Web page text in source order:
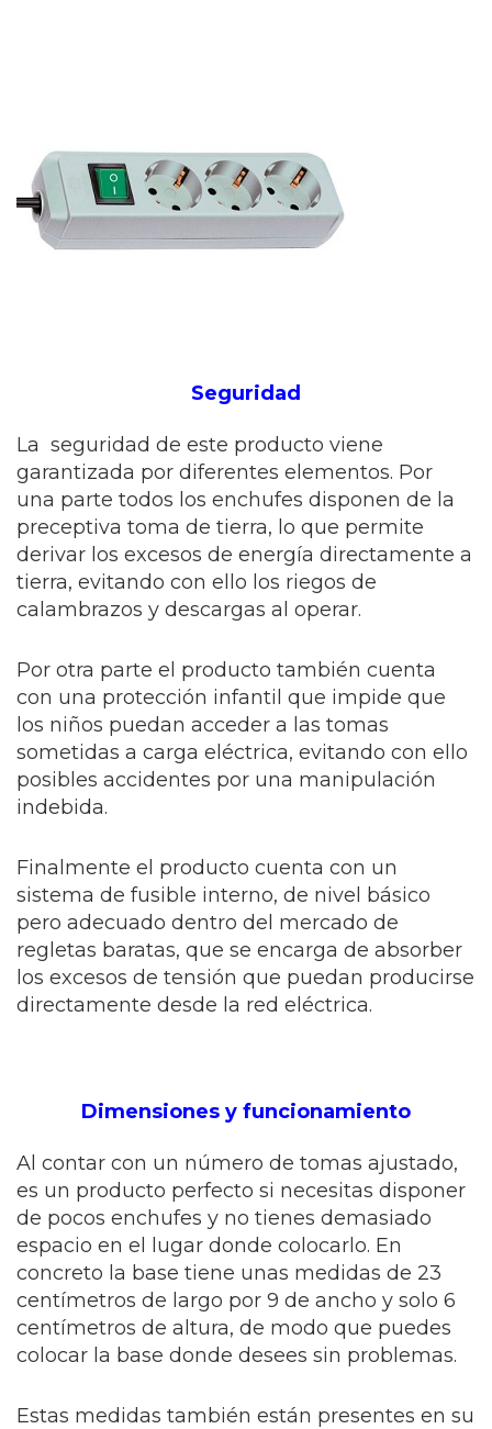
Seguridad
La seguridad de este producto viene
garantizada por diferentes elementos. Por
una parte todos los enchufes disponen de la
preceptiva toma de tierra, lo que permite
derivar los excesos de energía directamente a
tierra, evitando con ello los riegos de
calambrazos y descargas al operar.
Por otra parte el producto también cuenta
con una protección infantil que impide que
los niños puedan acceder a las tomas
sometidas a carga eléctrica, evitando con ello
posibles accidentes por una manipulación
indebida.
Finalmente el producto cuenta con un
sistema de fusible interno, de nivel básico
pero adecuado dentro del mercado de
regletas baratas, que se encarga de absorber
los excesos de tensión que puedan producirse
directamente desde la red eléctrica.
Dimensiones y funcionamiento
Al contar con un número de tomas ajustado,
es un producto perfecto si necesitas disponer
de pocos enchufes y no tienes demasiado
espacio en el lugar donde colocarlo. En
concreto la base tiene unas medidas de 23
centímetros de largo por 9 de ancho y solo 6
centímetros de altura, de modo que puedes
colocar la base donde desees sin problemas.
Estas medidas también están presentes en su